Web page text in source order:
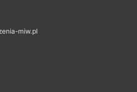
miw.pl